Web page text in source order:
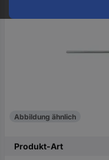
Abbildung ähnlich
Produkt-Art